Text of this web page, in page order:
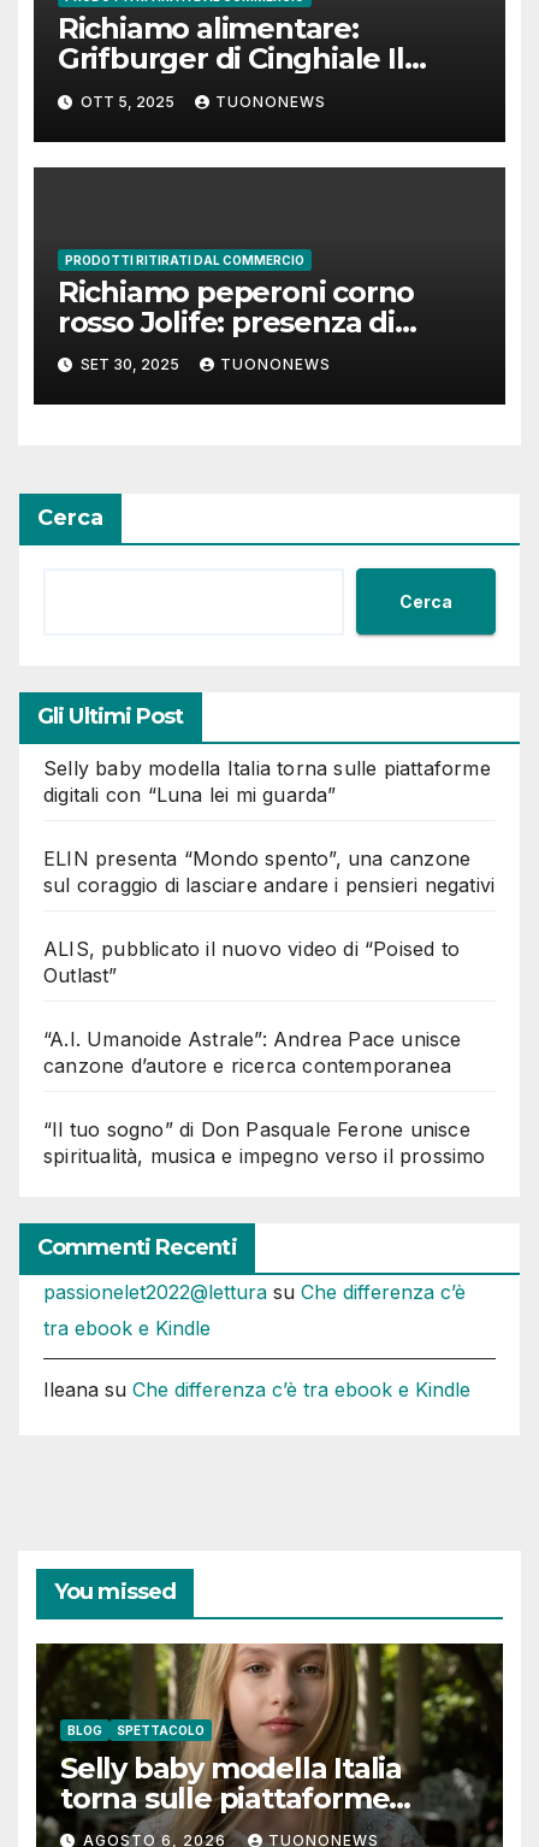
Richiamo alimentare:
Grifburger di Cinghiale Il
Grifone Srl per rischio
Salmonella
OTT 5, 2025 TUONONEWS
PRODOTTI RITIRATI DAL COMMERCIO
Richiamo peperoni corno
rosso Jolife: presenza di
pesticidi oltre i limiti
SET 30, 2025 TUONONEWS
Cerca
Cerca
Gli Ultimi Post
Selly baby modella Italia torna sulle piattaforme
digitali con “Luna lei mi guarda”
ELIN presenta “Mondo spento”, una canzone
sul coraggio di lasciare andare i pensieri negativi
ALIS, pubblicato il nuovo video di “Poised to
Outlast”
“A.I. Umanoide Astrale”: Andrea Pace unisce
canzone d’autore e ricerca contemporanea
“Il tuo sogno” di Don Pasquale Ferone unisce
spiritualità, musica e impegno verso il prossimo
Commenti Recenti
passionelet2022@lettura su Che differenza c’è
tra ebook e Kindle
Ileana su Che differenza c’è tra ebook e Kindle
You missed
BLOG SPETTACOLO
Selly baby modella Italia
torna sulle piattaforme
digitali con “Luna lei mi
AGOSTO 6, 2026 TUONONEWS